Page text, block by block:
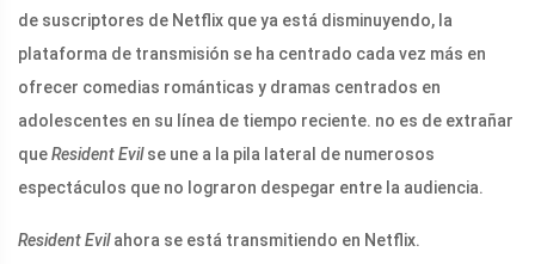
de suscriptores de Netflix que ya está disminuyendo, la
plataforma de transmisión se ha centrado cada vez más en
ofrecer comedias románticas y dramas centrados en
adolescentes en su línea de tiempo reciente. no es de extrañar
queResident Evilse une a la pila lateral de numerosos
espectáculos que no lograron despegar entre la audiencia.
Resident Evilahora se está transmitiendo en Netflix.